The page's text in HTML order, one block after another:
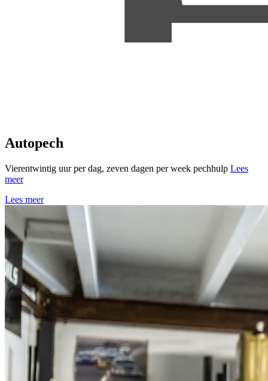
Autopech
Vierentwintig uur per dag, zeven dagen per week pechhulp Lees
meer
Lees meer